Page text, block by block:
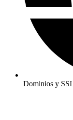
Dominios y